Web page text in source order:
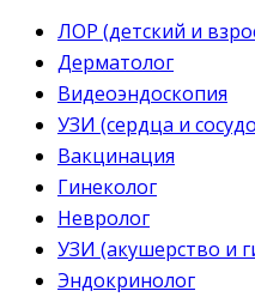
ЛОР (детский и
Дерматолог
Видеоэндоскопия
УЗИ (сердца и
Вакцинация
Гинеколог
Невролог
УЗИ (акушерство и
Эндокринолог